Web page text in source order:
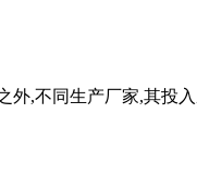
外,不同生产厂家,其投